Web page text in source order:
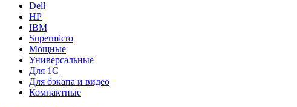
Dell
HP
IBM
Supermicro
Мощные
Универсальные
Для 1С
Для бэкапа и видео
Компактные